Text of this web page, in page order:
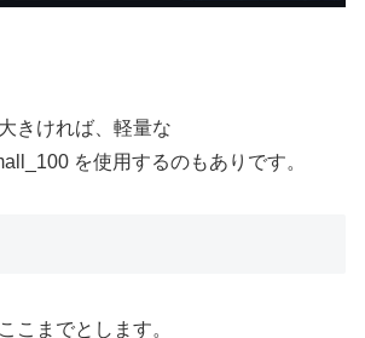
きければ、軽量な
を使用するのもありです。
こまでとします。